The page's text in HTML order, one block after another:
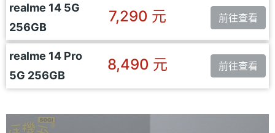
realme 14 5G
256GB
7,290 元 前往查看
realme 14 Pro
5G 256GB
8,490 元 前往查看